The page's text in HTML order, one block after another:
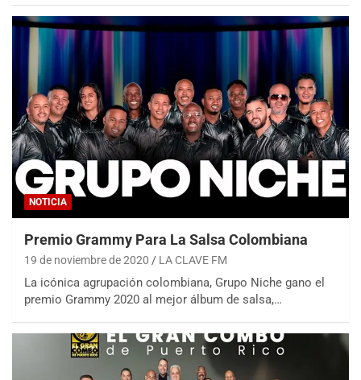
NOTICIA
Premio Grammy Para La Salsa Colombiana
19 de noviembre de 2020 LA CLAVE FM
La icónica agrupación colombiana, Grupo Niche gano el
premio Grammy 2020 al mejor álbum de salsa,…